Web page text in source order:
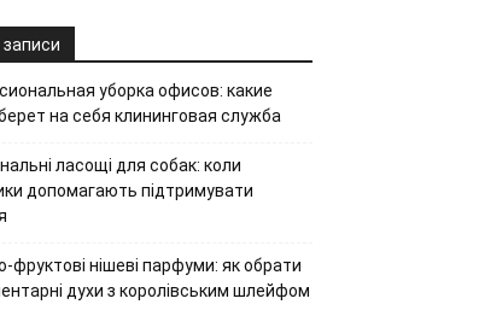
записи
уборка офисов: какие
на себя клининговая служба
ласощі для собак: коли
допомагають підтримувати
фруктові нішеві парфуми: як обрати
духи з королівським шлейфом